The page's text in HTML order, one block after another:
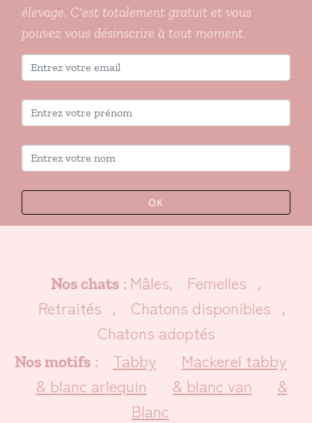
élevage. C'est totalement gratuit et vous
pouvez vous désinscrire à tout moment.
OK
Nos chats : Mâles, Femelles ,
Retraités , Chatons disponibles ,
Chatons adoptés
Nos motifs : Tabby
Mackerel tabby
& blanc arlequin
& blanc van
&
Blanc